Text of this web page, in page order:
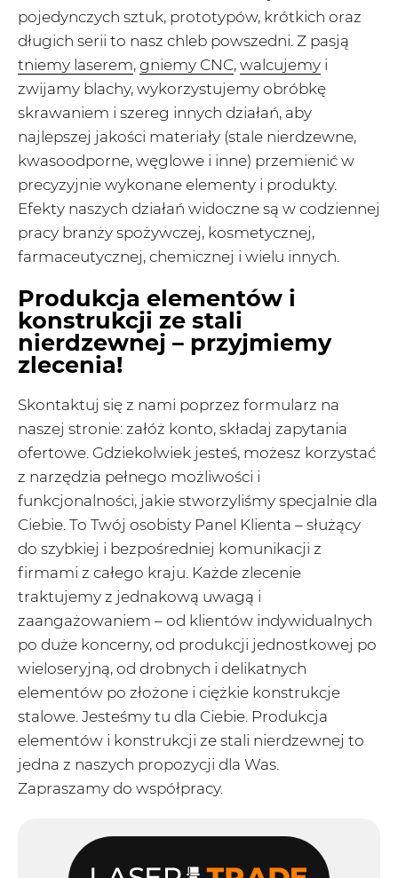
pojedynczych sztuk, prototypów, krótkich oraz
długich serii to nasz chleb powszedni. Z pasją
tniemy laserem, gniemy CNC, walcujemy i
zwijamy blachy, wykorzystujemy obróbkę
skrawaniem i szereg innych działań, aby
najlepszej jakości materiały (stale nierdzewne,
kwasoodporne, węglowe i inne) przemienić w
precyzyjnie wykonane elementy i produkty.
Efekty naszych działań widoczne są w codziennej
pracy branży spożywczej, kosmetycznej,
farmaceutycznej, chemicznej i wielu innych.
Produkcja elementów i
konstrukcji ze stali
nierdzewnej – przyjmiemy
zlecenia!
Skontaktuj się z nami poprzez formularz na
naszej stronie: załóż konto, składaj zapytania
ofertowe. Gdziekolwiek jesteś, możesz korzystać
z narzędzia pełnego możliwości i
funkcjonalności, jakie stworzyliśmy specjalnie dla
Ciebie. To Twój osobisty Panel Klienta – służący
do szybkiej i bezpośredniej komunikacji z
firmami z całego kraju. Każde zlecenie
traktujemy z jednakową uwagą i
zaangażowaniem – od klientów indywidualnych
po duże koncerny, od produkcji jednostkowej po
wieloseryjną, od drobnych i delikatnych
elementów po złożone i ciężkie konstrukcje
stalowe. Jesteśmy tu dla Ciebie. Produkcja
elementów i konstrukcji ze stali nierdzewnej to
jedna z naszych propozycji dla Was.
Zapraszamy do współpracy.